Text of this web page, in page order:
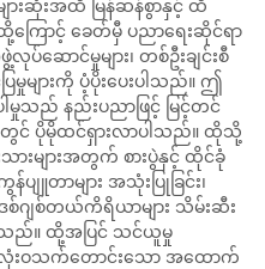
ားဆုံးအထိ မြန်ဆန်စွာနှင့် ထိ
ကြောင့် ခေတ်မှီ ပညာရေးဆိုင်ရာ
ဆောင်မှုများ၊ တစ်ဦးချင်းစီ
များကို ပံ့ပိုးပေးပါသည်။ ဤ
ါမှုသည် နည်းပညာဖြင့် မြင့်တင်
တွင် ပိုမိုထင်ရှားလာပါသည်။ ထိုသို့
ားများအတွက် စားပွဲနှင့် ထိုင်ခုံ
ျူတာများ အသုံးပြုခြင်း၊
စ်ဂျစ်တယ်ကိရိယာများ သိမ်းဆီး
သည်။ ထို့အပြင် သင်ယူမှု
လုံးဝသက်တောင်းသော အထောက်